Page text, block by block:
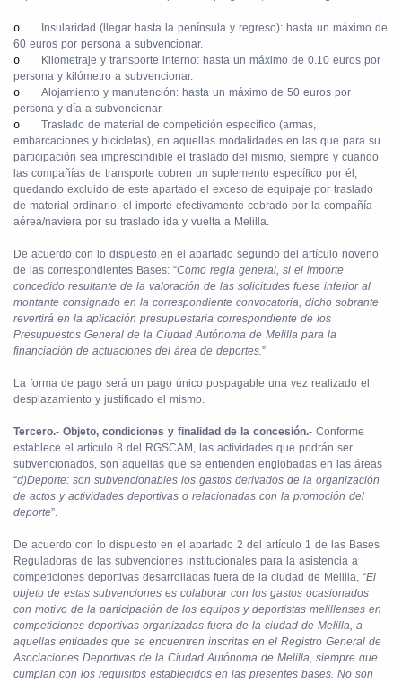
o
Insularidad (llegar hasta la península y regreso): hasta un máximo de
60 euros por persona a subvencionar.
o
Kilometraje y transporte interno: hasta un máximo de 0.10 euros por
persona y kilómetro a subvencionar.
o
Alojamiento y manutención: hasta un máximo de 50 euros por
persona y día a subvencionar.
o
Traslado de material de competición específico (armas,
embarcaciones y bicicletas), en aquellas modalidades en las que para su
participación sea imprescindible el traslado del mismo, siempre y cuando
las compañías de transporte cobren un suplemento específico por él,
quedando excluido de este apartado el exceso de equipaje por traslado
de material ordinario: el importe efectivamente cobrado por la compañía
aérea/naviera por su traslado ida y vuelta a Melilla.
De acuerdo con lo dispuesto en el apartado segundo del artículo noveno
de las correspondientes Bases: “Como regla general, si el importe
concedido resultante de la valoración de las solicitudes fuese inferior al
montante consignado en la correspondiente convocatoria, dicho sobrante
revertirá en la aplicación presupuestaria correspondiente de los
Presupuestos General de la Ciudad Autónoma de Melilla para la
financiación de actuaciones del área de deportes.”
La forma de pago será un pago único pospagable una vez realizado el
desplazamiento y justificado el mismo.
Tercero.- Objeto, condiciones y finalidad de la concesión.- Conforme
establece el artículo 8 del RGSCAM, las actividades que podrán ser
subvencionados, son aquellas que se entienden englobadas en las áreas
“d)Deporte: son subvencionables los gastos derivados de la organización
de actos y actividades deportivas o relacionadas con la promoción del
deporte”.
De acuerdo con lo dispuesto en el apartado 2 del artículo 1 de las Bases
Reguladoras de las subvenciones institucionales para la asistencia a
competiciones deportivas desarrolladas fuera de la ciudad de Melilla, “El
objeto de estas subvenciones es colaborar con los gastos ocasionados
con motivo de la participación de los equipos y deportistas melillenses en
competiciones deportivas organizadas fuera de la ciudad de Melilla, a
aquellas entidades que se encuentren inscritas en el Registro General de
Asociaciones Deportivas de la Ciudad Autónoma de Melilla, siempre que
cumplan con los requisitos establecidos en las presentes bases. No son